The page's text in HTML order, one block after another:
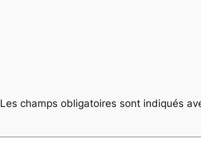
Les champs obligatoires sont indiqués